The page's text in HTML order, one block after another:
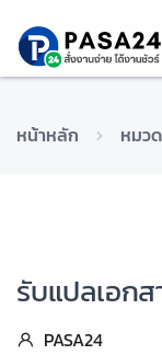
หน้าหลัก หมว
รับแปลเอก
PASA24